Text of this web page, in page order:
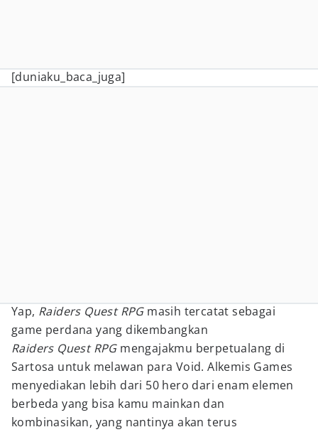
[duniaku_baca_juga]
Yap, Raiders Quest RPGmasih tercatat sebagai
game perdana yang dikembangkan
Raiders Quest RPGmengajakmu berpetualang di
Sartosa untuk melawan para Void. Alkemis Games
menyediakan lebih dari 50 hero dari enam elemen
berbeda yang bisa kamu mainkan dan
kombinasikan, yang nantinya akan terus